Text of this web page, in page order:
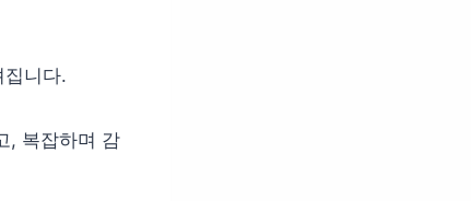
니다.
, 복잡하며 감